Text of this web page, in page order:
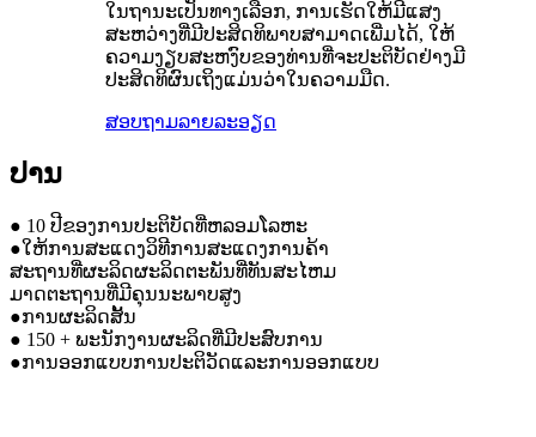
ໃນຖານະເປັນທາງເລືອກ, ການເຮັດໃຫ້ມີແສງ
ສະຫວ່າງທີ່ມີປະສິດທິພາບສາມາດເພີ່ມໄດ້, ໃຫ້
ຄວາມງຽບສະຫງົບຂອງທ່ານທີ່ຈະປະຕິບັດຢ່າງມີ
ປະສິດທິຜົນເຖິງແມ່ນວ່າໃນຄວາມມືດ.
ສອບຖາມລາຍລະອຽດ
ປານ
● 10 ປີຂອງການປະຕິບັດທີ່ຫລອມໂລຫະ
●ໃຫ້ການສະແດງວິທີການສະແດງການຄ້າ
ສະຖານທີ່ຜະລິດຜະລິດຕະພັນທີ່ທັນສະໄຫມ
ມາດຕະຖານທີ່ມີຄຸນນະພາບສູງ
●ການຜະລິດສັ້ນ
● 150 + ພະນັກງານຜະລິດທີ່ມີປະສົບການ
●ການອອກແບບການປະຕິວັດແລະການອອກແບບ